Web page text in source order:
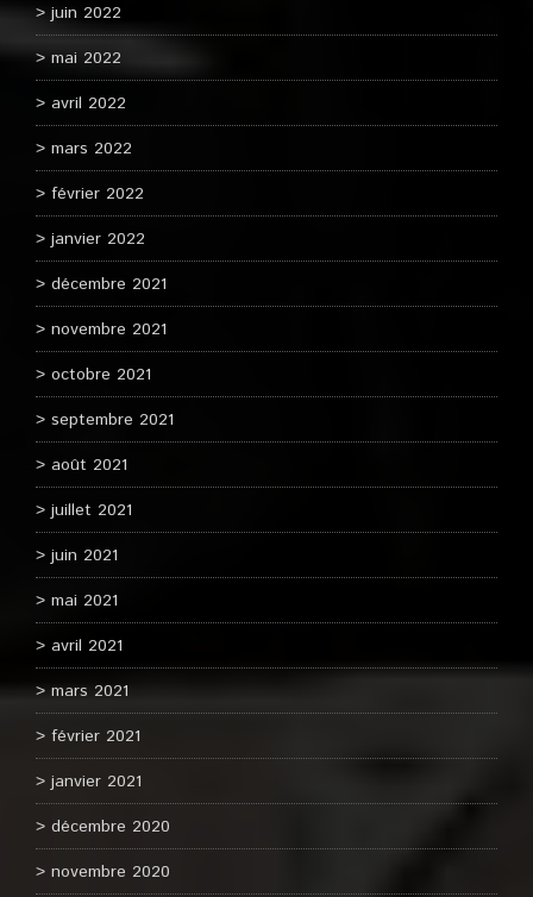
juin 2022
mai 2022
avril 2022
mars 2022
février 2022
janvier 2022
décembre 2021
novembre 2021
octobre 2021
septembre 2021
août 2021
juillet 2021
juin 2021
mai 2021
avril 2021
mars 2021
février 2021
janvier 2021
décembre 2020
novembre 2020